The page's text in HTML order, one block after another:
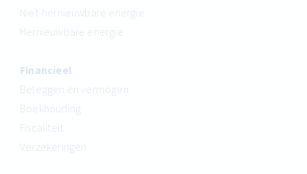
Niet-hernieuwbare energie
Hernieuwbare energie
Financieel
Beleggen en vermogen
Boekhouding
Fiscaliteit
Verzekeringen